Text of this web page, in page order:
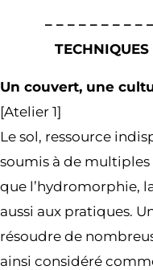
– – – – – – – – –
TECHNIQUES
Un couvert, une
[Atelier 1]
Le sol, ressource
soumis à de
que l’hydromorphie,
aussi aux pratiques.
résoudre de
ainsi considéré